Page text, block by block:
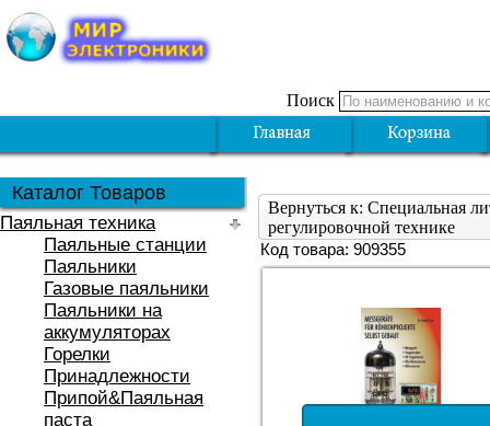
Поиск
Каталог Товаров
Паяльная техника
Паяльные станции
Паяльники
Газовые паяльники
Паяльники на
аккумуляторах
Горелки
Принадлежности
Припой&Паяльная
паста
Вернуться к: Специальная
регулировочной технике
Код товара: 909355